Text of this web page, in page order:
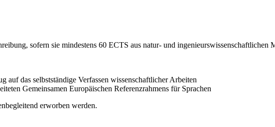
sofern sie mindestens 60 ECTS aus natur- und ingenieurswissenschaftlichen
auf das selbstständige Verfassen wissenschaftlicher Arbeiten
Gemeinsamen Europäischen Referenzrahmens für Sprachen
erworben werden.